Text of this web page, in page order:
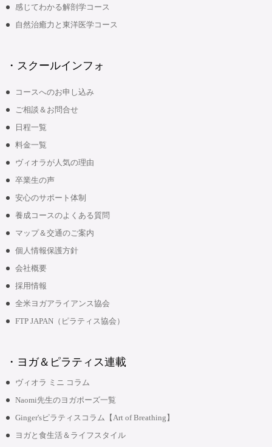
感じてわかる解剖学コース
自然治癒力と東洋医学コース
・スクールインフォ
コースへのお申し込み
ご相談＆お問合せ
日程一覧
料金一覧
ヴィオラが人気の理由
卒業生の声
安心のサポート体制
養成コースのよくある質問
マップ＆交通のご案内
個人情報保護方針
会社概要
採用情報
全米ヨガアライアンス協会
FTP JAPAN（ピラティス協会）
・ヨガ＆ピラティス連載
ヴィオラ ミニ コラム
Naomi先生のヨガポーズ一覧
Ginger'sピラティスコラム【Art of Breathing】
ヨガと食生活＆ライフスタイル